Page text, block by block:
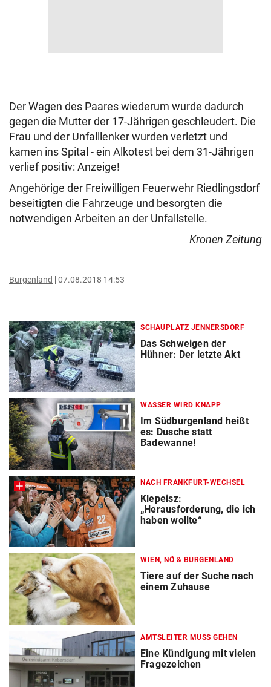
Der Wagen des Paares wiederum wurde dadurch
gegen die Mutter der 17-Jährigen geschleudert. Die
Frau und der Unfalllenker wurden verletzt und
kamen ins Spital - ein Alkotest bei dem 31-Jährigen
verlief positiv: Anzeige!
Angehörige der Freiwilligen Feuerwehr Riedlingsdorf
beseitigten die Fahrzeuge und besorgten die
notwendigen Arbeiten an der Unfallstelle.
Kronen Zeitung
Burgenland 07.08.2018 14:53
SCHAUPLATZ JENNERSDORF
Das Schweigen der
Hühner: Der letzte Akt
WASSER WIRD KNAPP
Im Südburgenland heißt
es: Dusche statt
Badewanne!
NACH FRANKFURT-WECHSEL
Klepeisz:
„Herausforderung, die ich
haben wollte“
WIEN, NÖ & BURGENLAND
Tiere auf der Suche nach
einem Zuhause
AMTSLEITER MUSS GEHEN
Eine Kündigung mit vielen
Fragezeichen